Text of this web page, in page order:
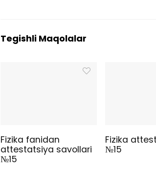
Tegishli Maqolalar
Fizika fanidan
attestatsiya savollari
№15
Fizika
№15